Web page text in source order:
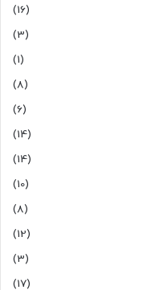
(16)
(3)
(1)
(8)
(6)
(14)
(14)
(10)
(8)
(12)
(3)
(17)